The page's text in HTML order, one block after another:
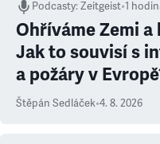
Podcasty:Zeitgeist•1
Ohříváme Zemi a
Jak to souvisí s
a požáry v
Štěpán Sedláček•4. 8. 2026